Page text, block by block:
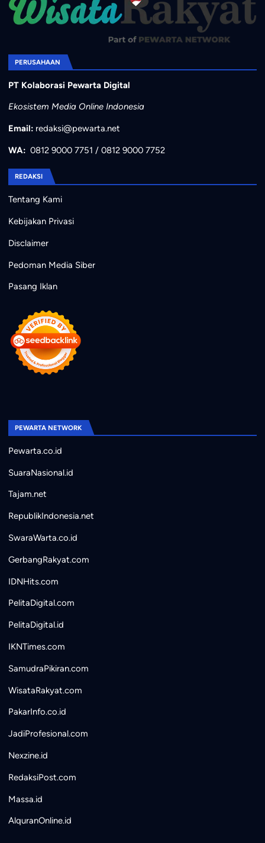
PERUSAHAAN
PT Kolaborasi Pewarta Digital
Ekosistem Media Online Indonesia
Email: redaksi@pewarta.net
WA: 0812 9000 7751 / 0812 9000 7752
REDAKSI
Tentang Kami
Kebijakan Privasi
Disclaimer
Pedoman Media Siber
Pasang Iklan
PEWARTA NETWORK
Pewarta.co.id
SuaraNasional.id
Tajam.net
RepublikIndonesia.net
SwaraWarta.co.id
GerbangRakyat.com
IDNHits.com
PelitaDigital.com
PelitaDigital.id
IKNTimes.com
SamudraPikiran.com
WisataRakyat.com
PakarInfo.co.id
JadiProfesional.com
Nexzine.id
RedaksiPost.com
Massa.id
AlquranOnline.id